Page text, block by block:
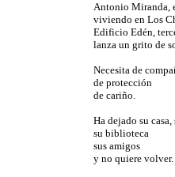
Antonio Miranda,
viviendo en Los
Edificio Edén,
lanza un grito de
Necesita de
de protección
de cariño.
Ha dejado su
su biblioteca
sus amigos
y no quiere volver.